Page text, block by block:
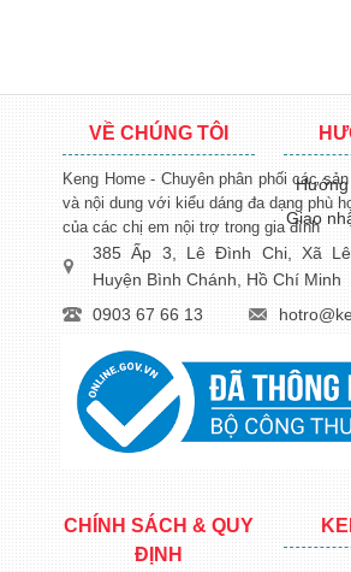
VỀ CHÚNG TÔI
Keng Home - Chuyên phân phối các
và nội dung với kiểu dáng đa dạng phù
của các chị em nội trợ trong gia đình
385 Ấp 3, Lê Đình Chi, Xã
Huyện Bình Chánh, Hồ Chí Minh
0903 67 66 13
Hướng
Giao
CHÍNH SÁCH & QUY
ĐỊNH